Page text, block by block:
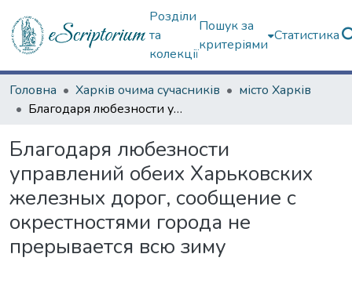
Розділи
та
колекції
Пошук за
критеріями
Статистика
Головна Харків очима сучасників
місто Харків
Благодаря любезности управлений обеих Харьковских железных дорог, сообщение с окрестностями города не прерывается всю зиму
Благодаря любезности
управлений обеих Харьковских
железных дорог, сообщение с
окрестностями города не
прерывается всю зиму